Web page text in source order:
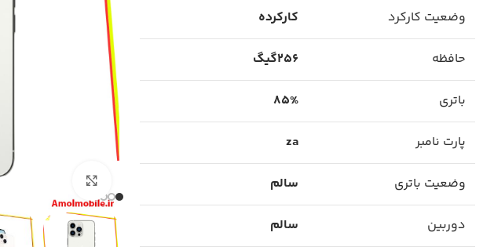
وضعیت کارکرد کارکرده
حافظه 256گیگ
باتری 85%
پارت نامبر za
وضعیت باتری سالم
دوربین سالم
بزرگنمایی